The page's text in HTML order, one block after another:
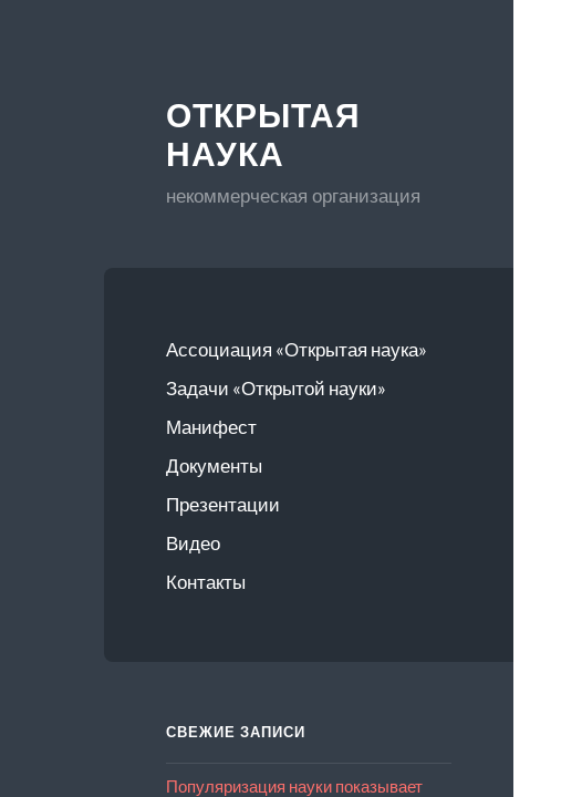
ОТКРЫТАЯ
НАУКА
некоммерческая организация
Ассоциация «Открытая наука»
Задачи «Открытой науки»
Манифест
Документы
Презентации
Видео
Контакты
СВЕЖИЕ ЗАПИСИ
Популяризация науки показывает